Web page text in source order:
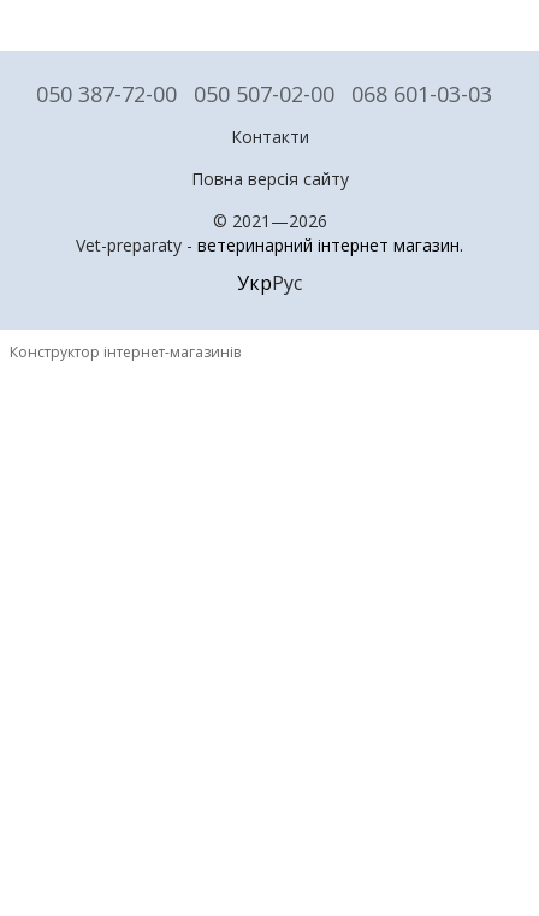
050 387-72-00 050 507-02-00 068 601-03-03
Контакти
Повна версія сайту
© 2021—2026
Vet-preparaty - ветеринарний інтернет магазин.
УкрРус
Конструктор інтернет-магазинів